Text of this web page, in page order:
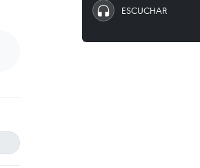
ESCUCHAR